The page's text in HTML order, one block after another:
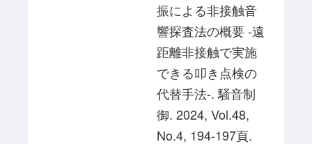
振による非接触音
響探査法の概要 -遠
距離非接触で実施
できる叩き点検の
代替手法-. 騒音制
御. 2024, Vol.48,
No.4, 194-197頁.